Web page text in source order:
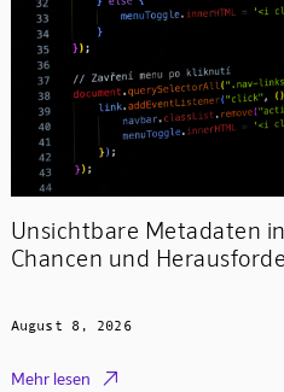
Unsichtbare Metadaten
Chancen und
August 8, 2026
Mehr lesen 